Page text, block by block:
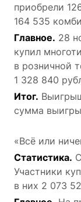
приобрели
164 535
Главное. 28
купил
в розничной
1 328 840
Итог.
сумма
«Всё или
Статистика.
Участники
в них 2 073